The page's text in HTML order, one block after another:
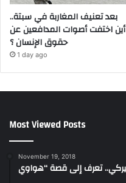
بعد تعنيف المغاربة في سبتة..
أين اختفت أصوات المدافعين عن
حقوق الإنسان ؟
1 day ago
Most Viewed Posts
November 19, 2018